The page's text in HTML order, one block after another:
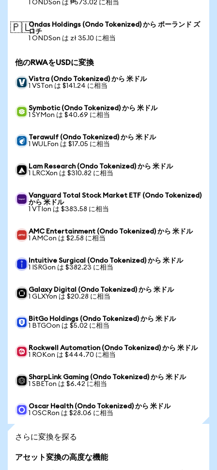
1 ONDSon は ₱573.02 に相当
🇵🇱Ondas Holdings (Ondo Tokenized) から ポーランド ズ
ロチ
1 ONDSon は zł 35.10 に相当
他のRWAをUSDに変換
Vistra (Ondo Tokenized) から 米ドル
1 VSTon は $141.24 に相当
Symbotic (Ondo Tokenized) から 米ドル
1 SYMon は $40.69 に相当
Terawulf (Ondo Tokenized) から 米ドル
1 WULFon は $17.05 に相当
Lam Research (Ondo Tokenized) から 米ドル
1 LRCXon は $310.82 に相当
Vanguard Total Stock Market ETF (Ondo Tokenized)
から 米ドル
1 VTIon は $383.58 に相当
AMC Entertainment (Ondo Tokenized) から 米ドル
1 AMCon は $2.58 に相当
Intuitive Surgical (Ondo Tokenized) から 米ドル
1 ISRGon は $382.23 に相当
Galaxy Digital (Ondo Tokenized) から 米ドル
1 GLXYon は $20.28 に相当
BitGo Holdings (Ondo Tokenized) から 米ドル
1 BTGOon は $5.02 に相当
Rockwell Automation (Ondo Tokenized) から 米ドル
1 ROKon は $444.70 に相当
SharpLink Gaming (Ondo Tokenized) から 米ドル
1 SBETon は $6.42 に相当
Oscar Health (Ondo Tokenized) から 米ドル
1 OSCRon は $28.06 に相当
さらに変換を探る
アセット変換の高度な機能